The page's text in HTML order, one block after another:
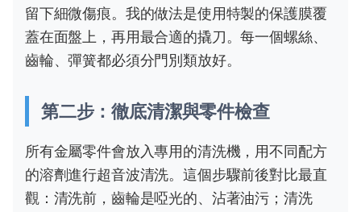
留下細微傷痕。我的做法是使用特製的保護膜覆
蓋在面盤上，再用最合適的撬刀。每一個螺絲、
齒輪、彈簧都必須分門別類放好。
第二步：徹底清潔與零件檢查
所有金屬零件會放入專用的清洗機，用不同配方
的溶劑進行超音波清洗。這個步驟前後對比最直
觀：清洗前，齒輪是啞光的、沾著油污；清洗